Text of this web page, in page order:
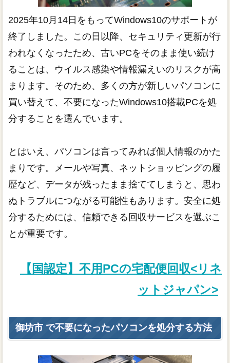
2025年10月14日をもってWindows10のサポートが
終了しました。この日以降、セキュリティ更新が行
われなくなったため、古いPCをそのまま使い続け
ることは、ウイルス感染や情報漏えいのリスクが高
まります。そのため、多くの方が新しいパソコンに
買い替えて、不要になったWindows10搭載PCを処
分することを選んでいます。
とはいえ、パソコンは言ってみれば個人情報のかた
まりです。メールや写真、ネットショッピングの履
歴など、データが残ったまま捨ててしまうと、思わ
ぬトラブルにつながる可能性もあります。安全に処
分するためには、信頼できる回収サービスを選ぶこ
とが重要です。
【国認定】不用PCの宅配便回収<リネ
ットジャパン>
御坊市 で不要になったパソコンを処分する方法